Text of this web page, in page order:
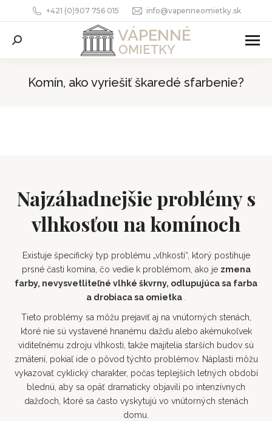
+421 (0)907 756 015 info@vapenneomietky.sk
Search:
Komín, ako vyriešiť škaredé sfarbenie?
Najzáhadnejšie problémy s
vlhkosťou na komínoch
Existuje špecifický typ problému „vlhkosti“, ktorý postihuje
prsné časti komína, čo vedie k problémom, ako je zmena
farby, nevysvetliteľné vlhké škvrny, odlupujúca sa farba
a drobiaca sa omietka.
Tieto problémy sa môžu prejaviť aj na vnútorných stenách,
ktoré nie sú vystavené hnanému dažďu alebo akémukoľvek
viditeľnému zdroju vlhkosti, takže majitelia starších budov sú
zmätení, pokiaľ ide o pôvod týchto problémov. Náplasti môžu
vykazovať cyklický charakter, počas teplejších letných období
blednú, aby sa opäť dramaticky objavili po intenzívnych
dažďoch, ktoré sa často vyskytujú vo vnútorných stenách
domu.